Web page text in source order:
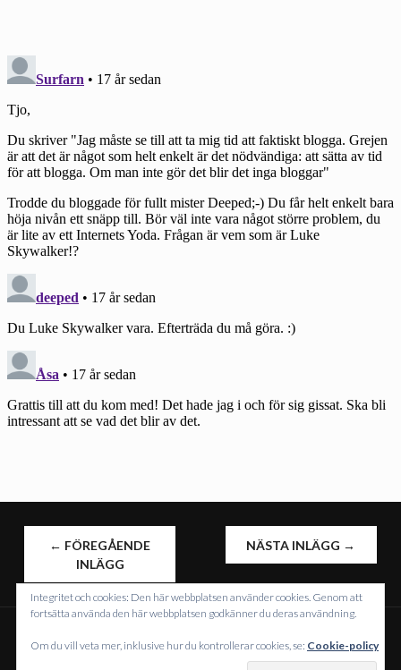
INLÄGGSNAVIGERING
← FÖREGÅENDE
INLÄGG
NÄSTA INLÄGG →
DRIVS MED WORDPRESS
Integritet och cookies: Den här webbplatsen använder cookies. Genom att
fortsätta använda den här webbplatsen godkänner du deras användning.
Om du vill veta mer, inklusive hur du kontrollerar cookies, se: Cookie-policy